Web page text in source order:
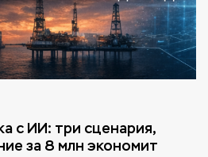
с ИИ: три сценария,
за 8 млн экономит